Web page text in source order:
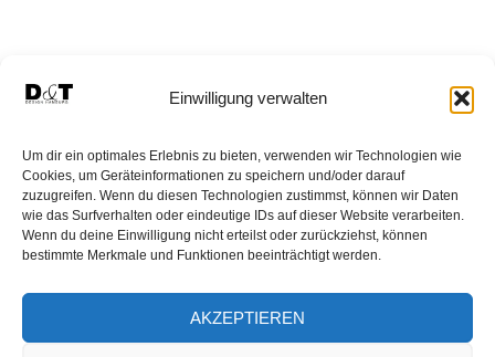
Einwilligung verwalten
Um dir ein optimales Erlebnis zu bieten, verwenden wir Technologien wie
Cookies, um Geräteinformationen zu speichern und/oder darauf
zuzugreifen. Wenn du diesen Technologien zustimmst, können wir Daten
wie das Surfverhalten oder eindeutige IDs auf dieser Website verarbeiten.
Wenn du deine Einwilligung nicht erteilst oder zurückziehst, können
bestimmte Merkmale und Funktionen beeinträchtigt werden.
AKZEPTIEREN
MEIN KONTO PFLEGEHINWEISE AGB
WIDERRUF VERBRAUCHER
DATENSCHUTZERKLÄRUNG
HÄNDLER WERDEN
IMPRESSUM